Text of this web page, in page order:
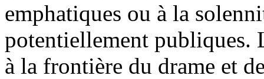
emphatiques ou à la
potentiellement publiques.
à la frontière du drame et